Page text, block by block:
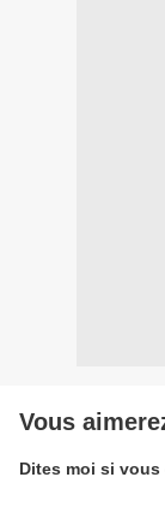
Vous
Dites moi si vous